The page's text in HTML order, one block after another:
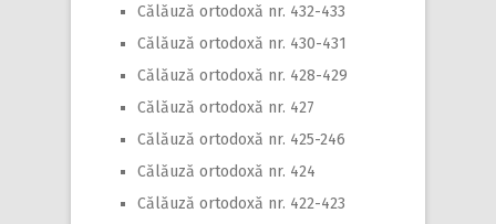
Călăuză ortodoxă nr. 432-433
Călăuză ortodoxă nr. 430-431
Călăuză ortodoxă nr. 428-429
Călăuză ortodoxă nr. 427
Călăuză ortodoxă nr. 425-246
Călăuză ortodoxă nr. 424
Călăuză ortodoxă nr. 422-423